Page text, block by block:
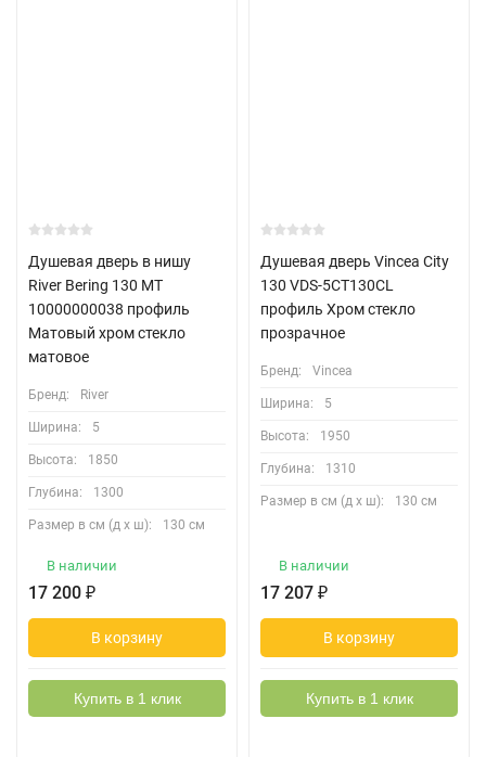
Душевая дверь в нишу
River Bering 130 МТ
10000000038 профиль
Матовый хром стекло
матовое
Бренд: River
Ширина: 5
Высота: 1850
Глубина: 1300
Размер в см (д х ш): 130 см
В наличии
17 200 ₽
В корзину
Купить в 1 клик
Душевая дверь Vincea City
130 VDS-5CT130CL
профиль Хром стекло
прозрачное
Бренд: Vincea
Ширина: 5
Высота: 1950
Глубина: 1310
Размер в см (д х ш): 130 см
В наличии
17 207 ₽
В корзину
Купить в 1 клик